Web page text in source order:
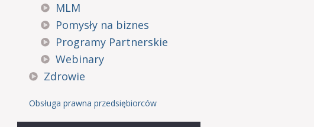
MLM
Pomysły na biznes
Programy Partnerskie
Webinary
Zdrowie
Obsługa prawna przedsiębiorców